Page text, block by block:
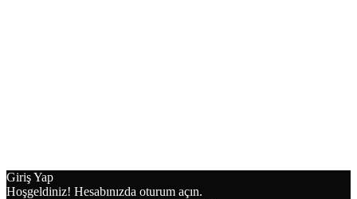
Giriş Yap
Hoşgeldiniz! Hesabınızda oturum açın.